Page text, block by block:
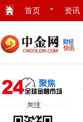
首页 资讯